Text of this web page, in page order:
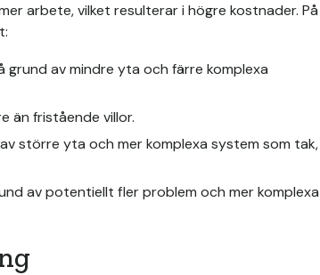
arbete, vilket resulterar i högre kostnader. På
av mindre yta och färre komplexa
än fristående villor.
större yta och mer komplexa system som tak,
av potentiellt fler problem och mer komplexa